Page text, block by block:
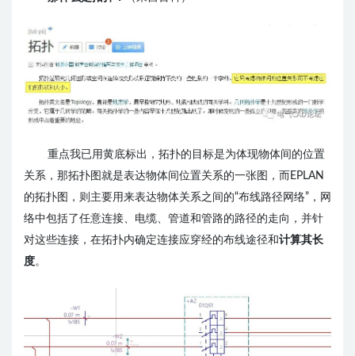
重点我已用黄底标出，拓扑的目标是为体现物体间的位置
关系，那拓扑图就是表达物体间位置关系的一张图，而EPLAN
的拓扑图，则主要用来表达物体关系之间的“布线路径网络”，网
络中包括了任意连接、电缆、管道和管路的路径的走向，并针
对这些连接，在拓扑内确定连接应穿经的布线途径和计算其长
度。